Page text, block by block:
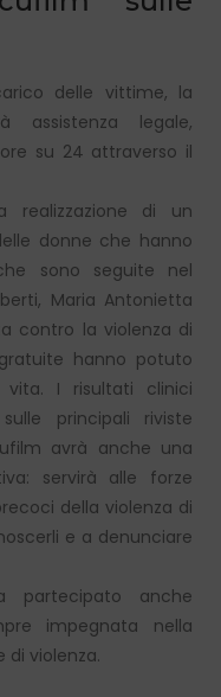
delle vittime, la
assistenza legale,
su 24 attraverso il
realizzazione di un
donne che hanno
sono seguite nel
Maria Antonietta
contro la violenza di
hanno potuto
I risultati clinici
principali riviste
avrà anche una
servirà alle forze
della violenza di
e a denunciare
partecipato anche
impegnata nella
violenza.